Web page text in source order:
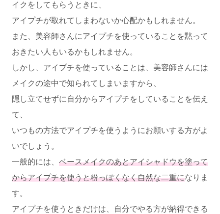
イクをしてもらうときに、
アイプチが取れてしまわないか心配かもしれません。
また、美容師さんにアイプチを使っていることを黙って
おきたい人もいるかもしれません。
しかし、アイプチを使っていることは、美容師さんには
メイクの途中で知られてしまいますから、
隠し立てせずに自分からアイプチをしていることを伝え
て、
いつもの方法でアイプチを使うようにお願いする方がよ
いでしょう。
一般的には、 ベースメイクのあとアイシャドウを塗って
からアイプチを使うと粉っぽくなく自然な二重になりま
す。
アイプチを使うときだけは、自分でやる方が納得できる